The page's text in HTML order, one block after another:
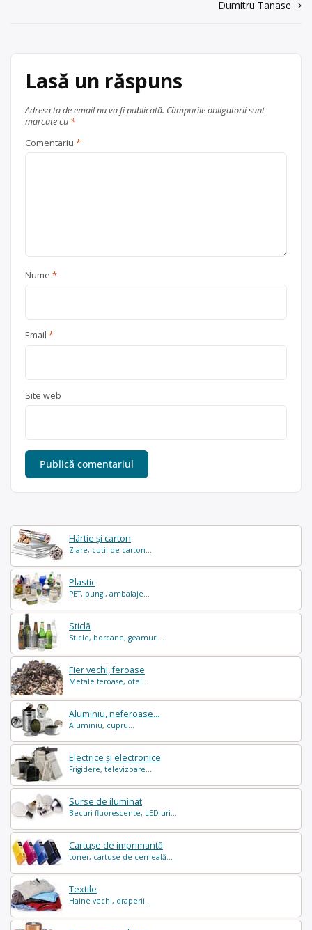
Hârtie și carton
Ziare, cutii de carton...
Plastic
PET, pungi, ambalaje...
Sticlă
Sticle, borcane, geamuri...
Fier vechi, feroase
Metale feroase, otel...
Aluminiu, neferoase...
Aluminiu, cupru...
Electrice și electronice
Frigidere, televizoare...
Surse de iluminat
Becuri fluorescente, LED-uri...
Cartușe de imprimantă
toner, cartușe de cerneală...
Textile
Haine vechi, draperii...
Dumitru Tanase
Lasă un răspuns
Adresa ta de email nu va fi publicată. Câmpurile obligatorii sunt
marcate cu *
Comentariu *
Nume *
Email *
Site web